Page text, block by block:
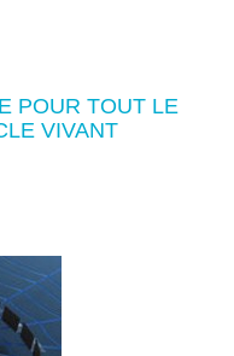
POUR TOUT LE
VIVANT